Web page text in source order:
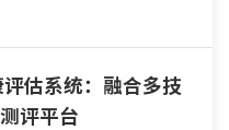
估系统：融合多技
评平台